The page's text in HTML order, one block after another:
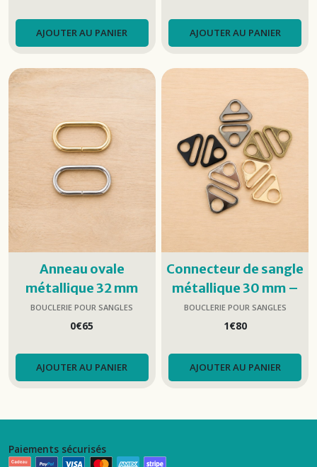
AJOUTER AU PANIER AJOUTER AU PANIER
Anneau ovale
métallique 32 mm
BOUCLERIE POUR SANGLES
0€65
AJOUTER AU PANIER
Connecteur de sangle
métallique 30 mm –
lot de 2
BOUCLERIE POUR SANGLES
1€80
AJOUTER AU PANIER
Paiements sécurisés